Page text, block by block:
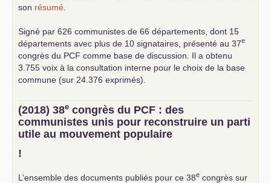
son résumé
Signé par 626 communistes de 66 départements, dont 15
départements avec plus de 10 signataires, présenté au 37e
congrès du PCF comme base de discussion. Il a obtenu
3.755 voix à la consultation interne pour le choix de la base
commune (sur 24.376 exprimés).
(2018) 38e congrès du PCF : des
communistes unis pour reconstruire un parti
utile au mouvement populaire
!
L’ensemble des documents publiés pour ce 38e congrès sur